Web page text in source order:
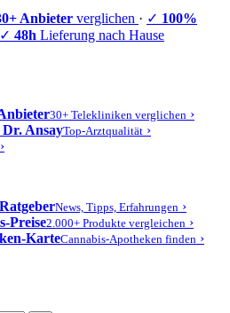
Anbieter verglichen · ✓ 100%
✓ 48h Lieferung nach Hause
30+ Telekliniken verglichen ›
Dr. AnsayTop-Arztqualität ›
›
News, Tipps, Erfahrungen ›
Preise2.000+ Produkte vergleichen ›
KarteCannabis-Apotheken finden ›